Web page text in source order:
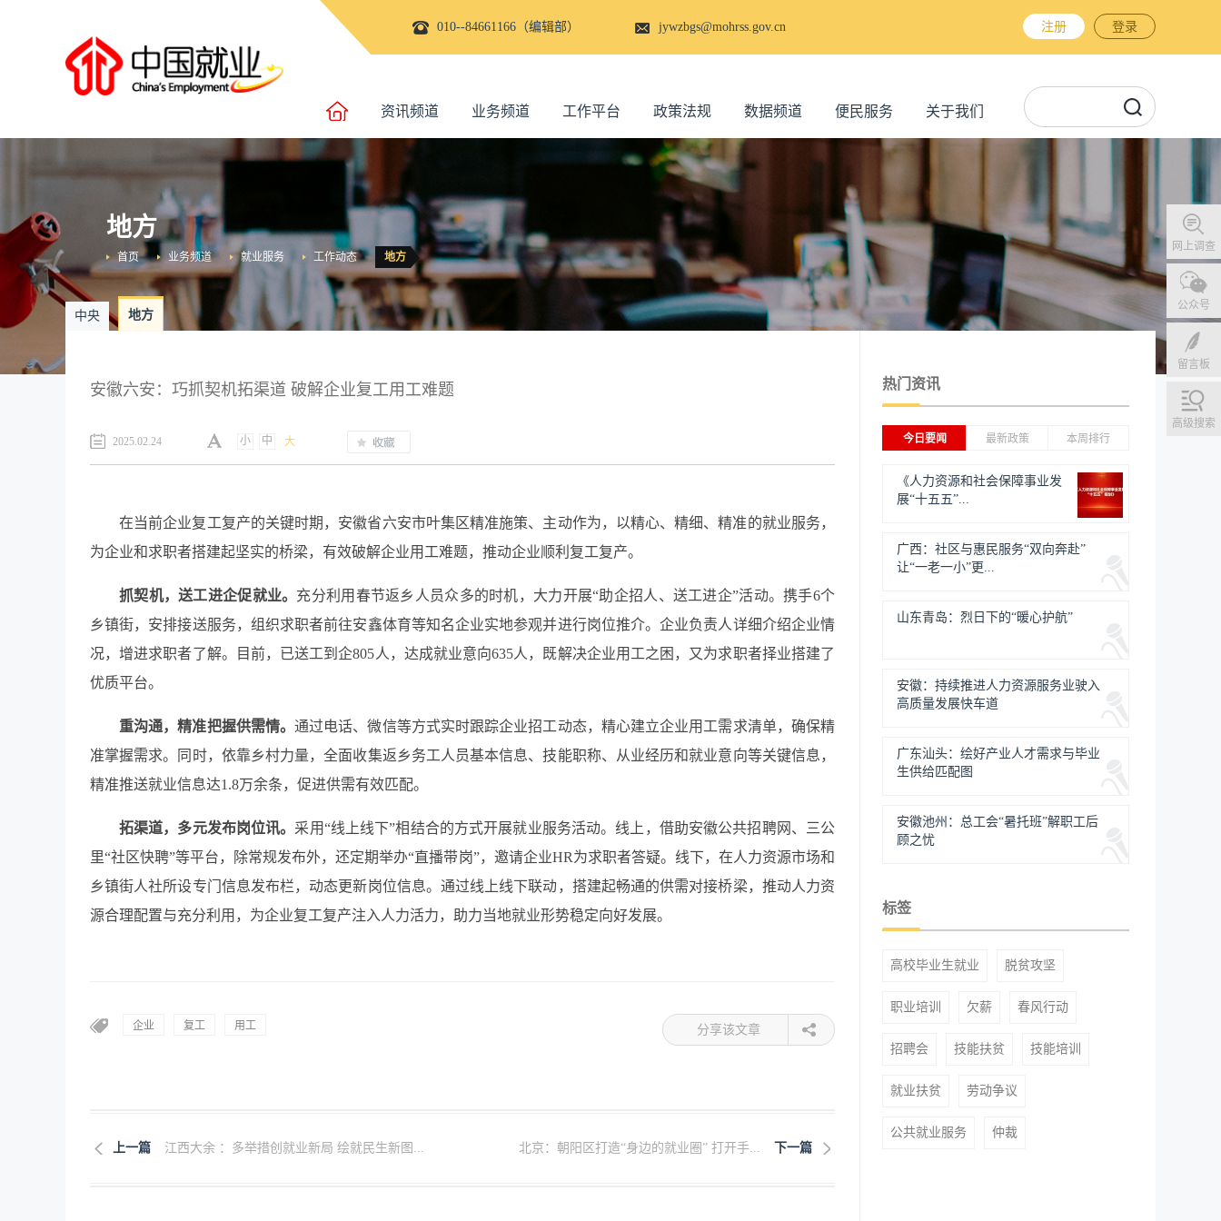
010--84661166（编辑部） jywzbgs@mohrss.gov.cn 注册 登录
资讯频道 业务频道 工作平台 政策法规 数据频道 便民服务 关于我们
网上调查
公众号
留言板
高级搜索
地方
地方
工作动态
就业服务
业务频道
首页
中央 地方
安徽六安：巧抓契机拓渠道 破解企业复工用工难题
2025.02.24 小 中 大
在当前企业复工复产的关键时期，安徽省六安市叶集区精准施策、主动作为，以精心、精细、精准的就业服务，
为企业和求职者搭建起坚实的桥梁，有效破解企业用工难题，推动企业顺利复工复产。
抓契机，送工进企促就业。 充分利用春节返乡人员众多的时机，大力开展“助企招人、送工进企”活动。携手6个
乡镇街，安排接送服务，组织求职者前往安鑫体育等知名企业实地参观并进行岗位推介。企业负责人详细介绍企业情
况，增进求职者了解。目前，已送工到企805人，达成就业意向635人，既解决企业用工之困，又为求职者择业搭建了
优质平台。
重沟通，精准把握供需情。 通过电话、微信等方式实时跟踪企业招工动态，精心建立企业用工需求清单，确保精
准掌握需求。同时，依靠乡村力量，全面收集返乡务工人员基本信息、技能职称、从业经历和就业意向等关键信息，
精准推送就业信息达1.8万余条，促进供需有效匹配。
拓渠道，多元发布岗位讯。 采用“线上线下”相结合的方式开展就业服务活动。线上，借助安徽公共招聘网、三公
里“社区快聘”等平台，除常规发布外，还定期举办“直播带岗”，邀请企业HR为求职者答疑。线下，在人力资源市场和
乡镇街人社所设专门信息发布栏，动态更新岗位信息。通过线上线下联动，搭建起畅通的供需对接桥梁，推动人力资
源合理配置与充分利用，为企业复工复产注入人力活力，助力当地就业形势稳定向好发展。
企业 复工 用工 分享该文章
上一篇 江西大余 ：多举措创就业新局 绘就民生新图... 下一篇
北京：朝阳区打造“身边的就业圈” 打开手...
热门资讯
今日要闻 最新政策 本周排行
《人力资源和社会保障事业发
展“十五五”...
广西：社区与惠民服务“双向奔赴”
让“一老一小”更...
山东青岛：烈日下的“暖心护航”
安徽：持续推进人力资源服务业驶入
高质量发展快车道
广东汕头：绘好产业人才需求与毕业
生供给匹配图
安徽池州：总工会“暑托班”解职工后
顾之忧
标签
高校毕业生就业 脱贫攻坚
职业培训 欠薪 春风行动
招聘会 技能扶贫 技能培训
就业扶贫 劳动争议
公共就业服务 仲裁